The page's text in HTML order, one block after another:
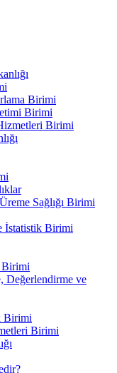
Birimi
Birimi
Birimi
Sağlığı Birimi
İstatistik Birimi
Birimi
Değerlendirme ve
Birimi
Birimi